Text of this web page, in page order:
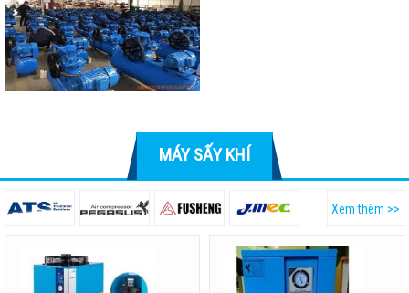
MÁY SẤY KHÍ
Xem thêm >>